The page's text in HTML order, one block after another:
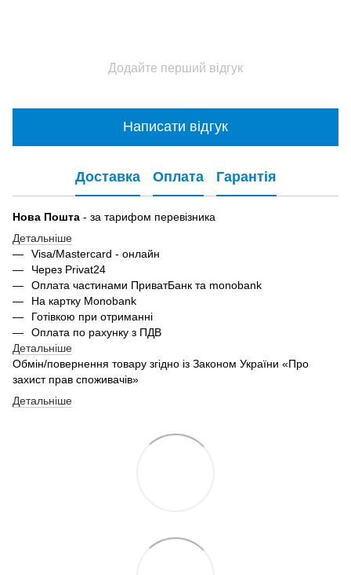
Додайте перший відгук
Написати відгук
Доставка Оплата Гарантія
Нова Пошта - за тарифом перевізника
Детальніше
Visa/Mastercard - онлайн
Через Privat24
Оплата частинами ПриватБанк та monobank
На картку Monobank
Готівкою при отриманні
Оплата по рахунку з ПДВ
Детальніше
Обмін/повернення товару згідно із Законом України «Про
захист прав споживачів»
Детальніше